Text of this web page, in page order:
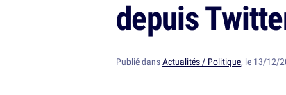
depuis
Publié dansActualités / Politique, le 13/12/